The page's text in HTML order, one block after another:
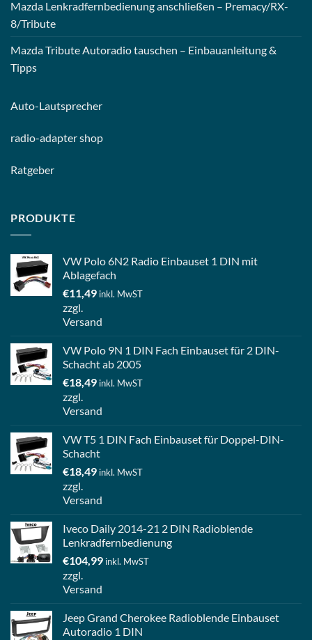
Mazda Lenkradfernbedienung anschließen – Premacy/RX-
8/Tribute
Mazda Tribute Autoradio tauschen – Einbauanleitung &
Tipps
Auto-Lautsprecher
radio-adapter shop
Ratgeber
PRODUKTE
VW Polo 6N2 Radio Einbauset 1 DIN mit
Ablagefach
€11,49 inkl. MwST
zzgl.
Versand
VW Polo 9N 1 DIN Fach Einbauset für 2 DIN-
Schacht ab 2005
€18,49 inkl. MwST
zzgl.
Versand
VW T5 1 DIN Fach Einbauset für Doppel-DIN-
Schacht
€18,49 inkl. MwST
zzgl.
Versand
Iveco Daily 2014-21 2 DIN Radioblende
Lenkradfernbedienung
€104,99 inkl. MwST
zzgl.
Versand
Jeep Grand Cherokee Radioblende Einbauset
Autoradio 1 DIN